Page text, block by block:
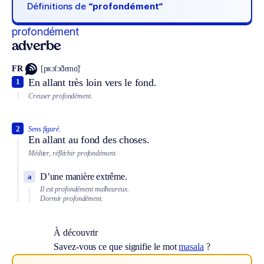
Définitions de “profondément“
profondément
adverbe
FR [pʀɔfɔ̃demɑ̃]
En allant très loin vers le fond.
1
Creuser profondément.
Sens figuré.
En allant au fond des choses.
2
Méditer, réfléchir profondément.
D’une manière extrême.
a
Il est profondément malheureux.
Dormir profondément.
À découvrir
Savez-vous ce que signifie le motmasala ?